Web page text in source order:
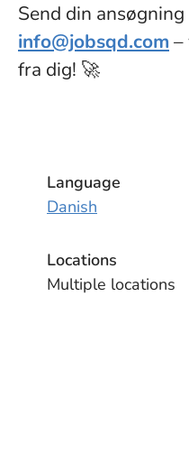
Send din
info@jobsqd.com
fra dig! 🚀
Language
Danish
Locations
Multiple locations